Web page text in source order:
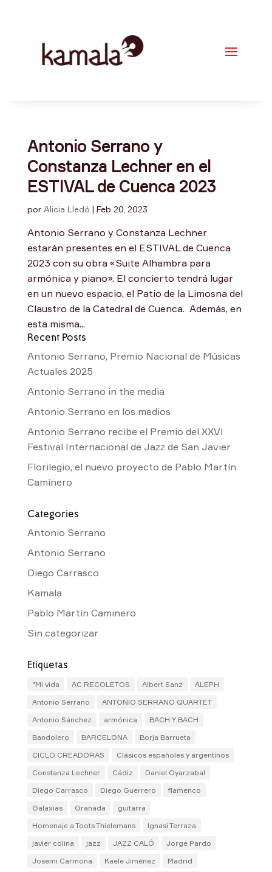
Antonio Serrano y
Constanza Lechner en el
ESTIVAL de Cuenca 2023
por Alicia Lledó | Feb 20, 2023
Antonio Serrano y Constanza Lechner
estarán presentes en el ESTIVAL de Cuenca
2023 con su obra «Suite Alhambra para
armónica y piano». El concierto tendrá lugar
en un nuevo espacio, el Patio de la Limosna del
Claustro de la Catedral de Cuenca. Además, en
esta misma...
Recent Posts
Antonio Serrano, Premio Nacional de Músicas
Actuales 2025
Antonio Serrano in the media
Antonio Serrano en los medios
Antonio Serrano recibe el Premio del XXVI
Festival Internacional de Jazz de San Javier
Florilegio, el nuevo proyecto de Pablo Martín
Caminero
Categories
Antonio Serrano
Antonio Serrano
Diego Carrasco
Kamala
Pablo Martín Caminero
Sin categorizar
Etiquetas
"Mi vida AC RECOLETOS Albert Sanz
ALEPH
Antonio Serrano
ANTONIO SERRANO QUARTET
Antonio Sánchez
armónica
BACH Y BACH
Bandolero
BARCELONA
Borja Barrueta
CICLO CREADORAS
Clásicos españoles y argentinos
Constanza Lechner
Cádiz
Daniel Oyarzabal
Diego Carrasco
Diego Guerrero
flamenco
Galaxias
Granada
guitarra
Homenaje a Toots Thielemans
Ignasi Terraza
javier colina
jazz JAZZ CALÓ
Jorge Pardo
Josemi Carmona
Kaele Jiménez
Madrid